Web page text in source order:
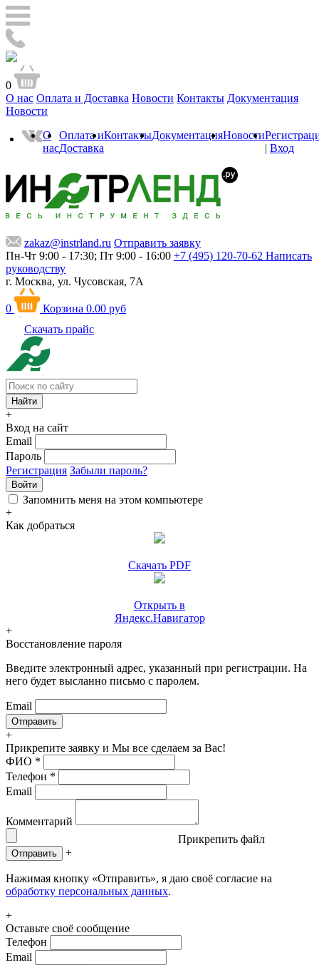
0
О нас Оплата и Доставка Новости Контакты Документация
Новости
О
нас
Оплата и
Доставка
КонтактыДокументацияНовости
| Вход
zakaz@instrland.ru Отправить заявку
Пн-Чт 9:00 - 17:30; Пт 9:00 - 16:00 +7 (495) 120-70-62 Написать
руководству
г. Москва, ул. Чусовская, 7А
0 Корзина 0.00 руб
Скачать прайс
+
Вход на сайт
Email
Пароль
Регистрация Забыли пароль?
Войти
Запомнить меня на этом компьютере
+
Как добраться
Скачать PDF
Открыть в
Яндекс.Навигатор
+
Восстановление пароля
Введите электронный адрес, указанный при регистрации. На
него будет высланно письмо с паролем.
Email
+
Прикрепите заявку и Мы все сделаем за Вас!
ФИО *
Телефон *
Email
Комментарий
Прикрепить файл
Отправить +
Нажимая кнопку «Отправить», я даю своё согласие на
обработку персональных данных.
+
Оставьте своё сообщение
Телефон
Email